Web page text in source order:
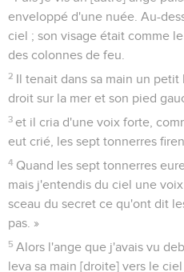
enveloppé d'une nuée. Au-
ciel ; son visage était comme
des colonnes de feu.
2 Il tenait dans sa main un
droit sur la mer et son pied
3 et il cria d'une voix forte,
eut crié, les sept tonnerres
4 Quand les sept tonnerres
mais j'entendis du ciel une
sceau du secret ce qu'ont dit
pas. »
5 Alors l'ange que j'avais vu
leva sa main [droite] vers le ciel